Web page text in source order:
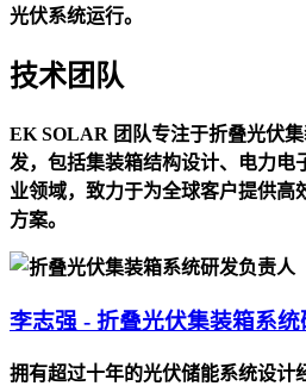
光伏系统运行。
技术团队
EK SOLAR 团队专注于折叠光伏
发，包括集装箱结构设计、电力电
业领域，致力于为全球客户提供高
方案。
李志强 - 折叠光伏集装箱系
拥有超过十年的光伏储能系统设计